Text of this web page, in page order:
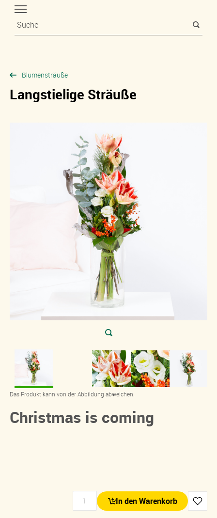
Blumensträuße
Langstielige Sträuße
Das Produkt kann von der Abbildung abweichen.
Christmas is coming
In den Warenkorb